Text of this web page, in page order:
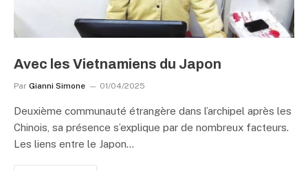
Avec les Vietnamiens du Japon
Par Gianni Simone 01/04/2025
Deuxième communauté étrangère dans l’archipel après les
Chinois, sa présence s’explique par de nombreux facteurs.
Les liens entre le Japon…